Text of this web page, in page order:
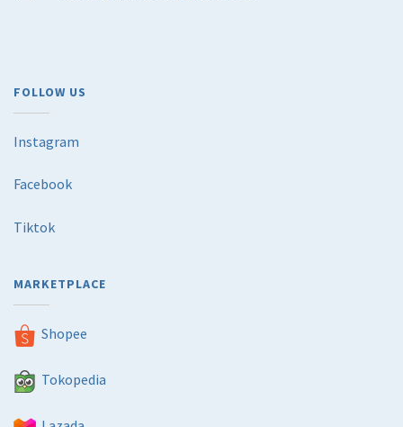
FOLLOW US
Instagram
Facebook
Tiktok
MARKETPLACE
Shopee
Tokopedia